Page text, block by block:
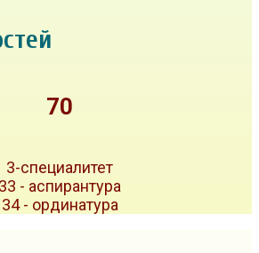
70
3-специалитет
33 - аспирантура
34 - ординатура